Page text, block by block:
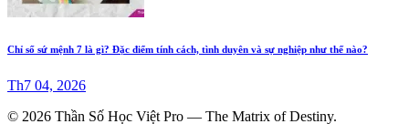
Chỉ số sứ mệnh 7 là gì? Đặc điểm tính cách, tình duyên và sự nghiệp như thế nào?
Th7 04, 2026
© 2026 Thần Số Học Việt Pro — The Matrix of Destiny.